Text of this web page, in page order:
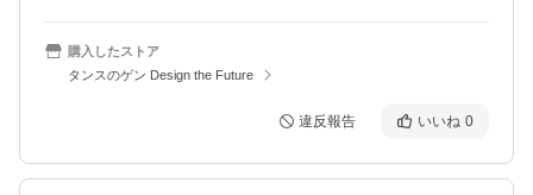
購入したストア
タンスのゲン Design the Future
違反報告 いいね 0